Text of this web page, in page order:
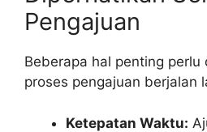
Pengajuan
Beberapa hal penting perlu
proses pengajuan berjalan
Ketepatan Waktu: